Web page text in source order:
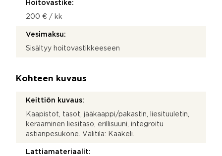
Hoitovastike:
200 € / kk
Vesimaksu:
Sisältyy hoitovastikkeeseen
Kohteen kuvaus
Keittiön kuvaus:
Kaapistot, tasot, jääkaappi/pakastin, liesituuletin,
keraaminen liesitaso, erillisuuni, integroitu
astianpesukone. Välitila: Kaakeli.
Lattiamateriaalit: